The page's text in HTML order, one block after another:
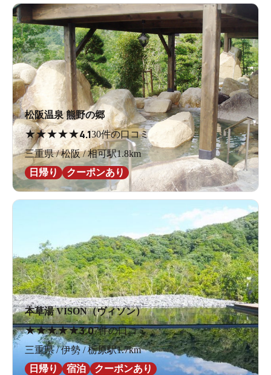
松阪温泉 熊野の郷
★★★★★4.130件の口コミ
三重県 / 松阪 / 相可駅1.8km
日帰り
クーポンあり
本草湯 VISON（ヴィソン）
★★★★★3.07件の口コミ
三重県 / 伊勢 / 栃原駅1.7km
日帰り
宿泊 クーポンあり